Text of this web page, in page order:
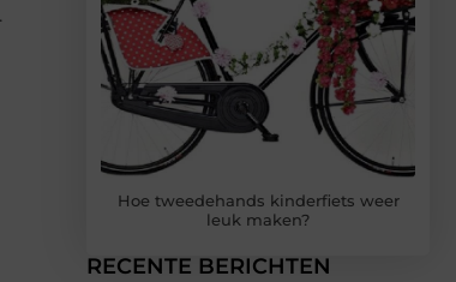
Hoe tweedehands kinderfiets weer
leuk maken?
RECENTE BERICHTEN